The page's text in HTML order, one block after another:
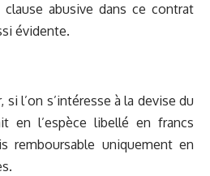
clause abusive dans ce contrat
évidente.
si l’on s’intéresse à la devise du
en l’espèce libellé en francs
remboursable uniquement en